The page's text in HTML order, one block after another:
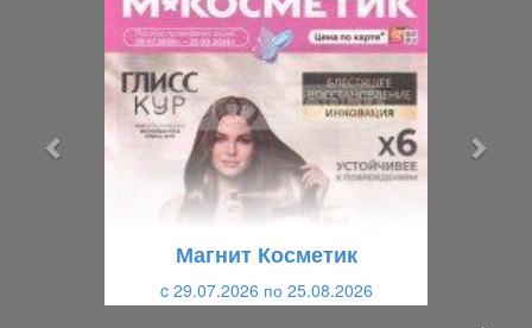
Магнит Косметик
c 29.07.2026 по 25.08.2026